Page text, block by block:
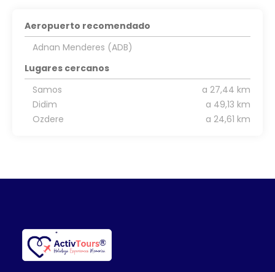
Aeropuerto recomendado
Adnan Menderes (ADB)
Lugares cercanos
Samos
a 27,44 km
Didim
a 49,13 km
Ozdere
a 24,61 km